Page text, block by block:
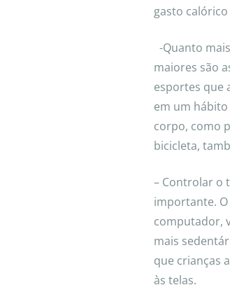
gasto
-Quanto
maiores são
esportes que
em um
corpo, como
bicicleta,
– Controlar o
importante.
computador,
mais
que crianças
às telas.